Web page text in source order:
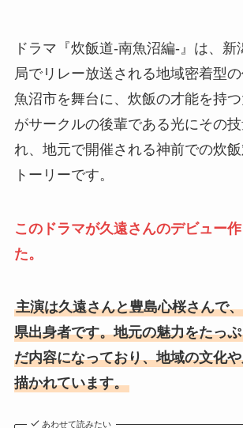
ドラマ『炊飯道-南魚沼編-』は、新
局でリレー放送される地域密着型
魚沼市を舞台に、炊飯の才能を持
がサークルの後輩である光にその
れ、地元で開催される神前での炊
トーリーです。
このドラマが久遠さんのデビュー
た。
主演は久遠さんと豊島心桜さんで
県出身者です。地元の魅力をたっ
だ内容になっており、地域の文化
描かれています。
あわせて読みたい